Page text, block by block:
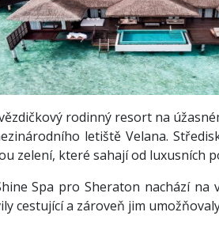
rodinný resort na
letiště Velana.
zelení, které sahají od luxusních
Spa pro Sheraton nachází
cestující a zároveň jim